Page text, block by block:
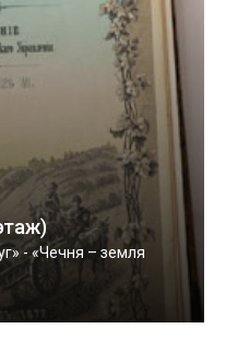
- «Чечня – земля